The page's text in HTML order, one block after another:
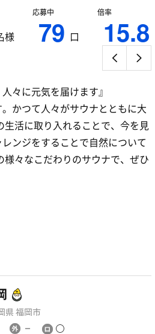
様
応募中
79 口
倍率
15.8
々に元気を届けます』
かつて人々がサウナとともに大
活に取り入れることで、今を見
ンジをすることで自然について
々なこだわりのサウナで、ぜひ
県 福岡市